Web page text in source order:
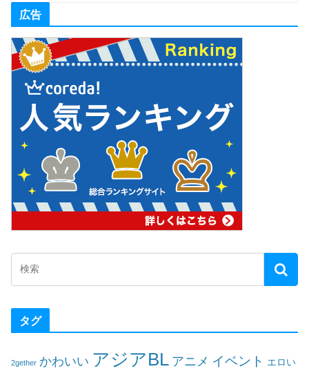
広告
タグ
2gether かわいい アジアBL アニメ イベント エロい